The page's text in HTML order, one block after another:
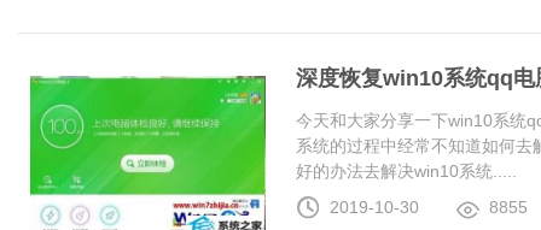
深度恢复win10系统qq
今天和大家分享一下win10系统
系统的过程中经常不知道如何
好的办法去解决win10系统.....
2019-10-30
8855